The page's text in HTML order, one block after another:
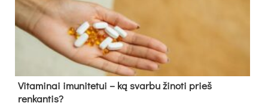
Vitaminai imunitetui – ką svarbu žinoti prieš
renkantis?